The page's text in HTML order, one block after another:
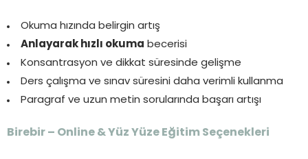
Okuma hızında belirgin artış
Anlayarak hızlı okuma becerisi
Konsantrasyon ve dikkat süresinde gelişme
Ders çalışma ve sınav süresini daha verimli kullanma
Paragraf ve uzun metin sorularında başarı artışı
Birebir – Online & Yüz Yüze Eğitim Seçenekleri